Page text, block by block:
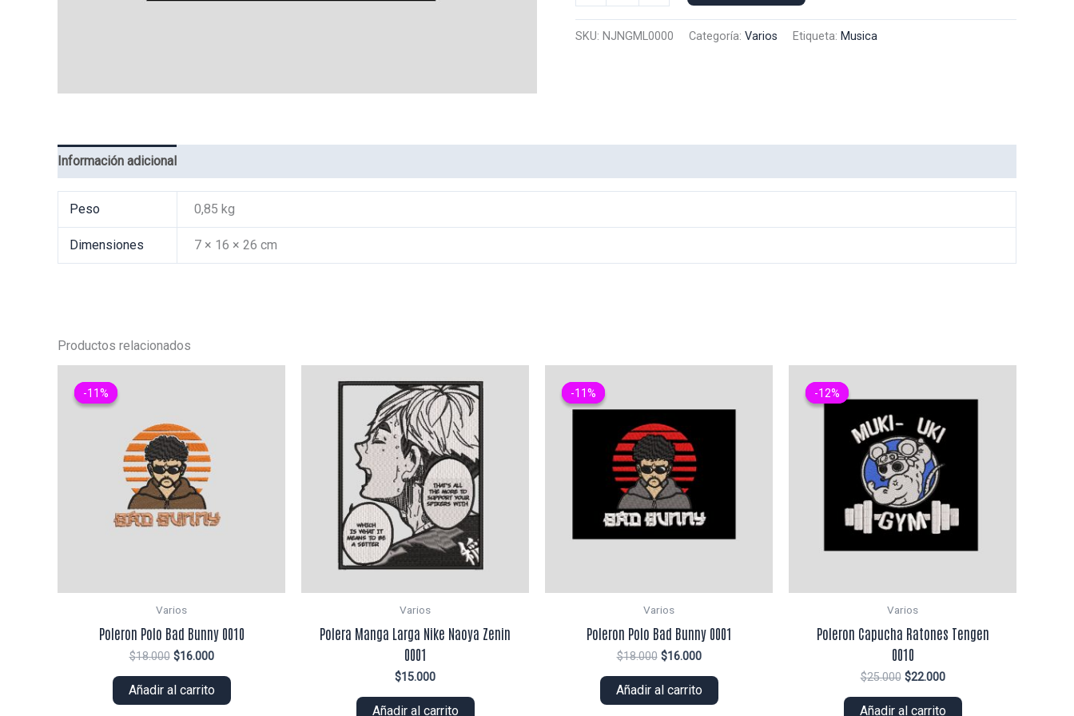
Manga
Larga
SKU: NJNGML0000 Categoría: Varios Etiqueta: Musica
Información adicional
Peso 0,85 kg
Dimensiones 7 × 16 × 26 cm
Productos relacionados
-11%
-11%
Varios
Poleron Polo Bad Bunny 0010
$18.000 El
original
era:
$16.000El
actual
es:
Añadir al carrito
Varios
Polera Manga Larga Nike Naoya Zenin
0001
$15.000
Añadir al carrito
-11%
-11%
Varios
Poleron Polo Bad Bunny 0001
$18.000 El
original
era:
$16.000El
actual
es:
Añadir al carrito
-12%
-12%
Varios
Poleron Capucha Ratones Tengen
0010
$25.000 El
original
$22.000El
actual
Añadir al carrito